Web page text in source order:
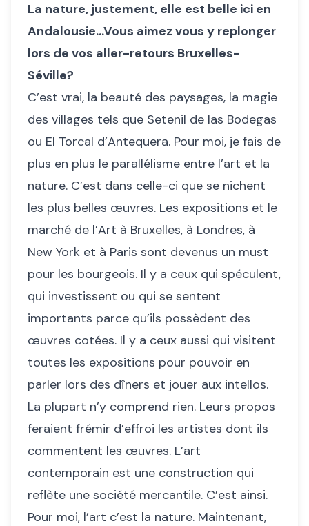
La nature, justement, elle est belle ici en
Andalousie...Vous aimez vous y replonger
lors de vos aller-retours Bruxelles-
Séville?
C’est vrai, la beauté des paysages, la magie
des villages tels que Setenil de las Bodegas
ou El Torcal d’Antequera. Pour moi, je fais de
plus en plus le parallélisme entre l’art et la
nature. C’est dans celle-ci que se nichent
les plus belles œuvres. Les expositions et le
marché de l’Art à Bruxelles, à Londres, à
New York et à Paris sont devenus un must
pour les bourgeois. Il y a ceux qui spéculent,
qui investissent ou qui se sentent
importants parce qu’ils possèdent des
œuvres cotées. Il y a ceux aussi qui visitent
toutes les expositions pour pouvoir en
parler lors des dîners et jouer aux intellos.
La plupart n’y comprend rien. Leurs propos
feraient frémir d’effroi les artistes dont ils
commentent les œuvres. L’art
contemporain est une construction qui
reflète une société mercantile. C’est ainsi.
Pour moi, l’art c’est la nature. Maintenant,